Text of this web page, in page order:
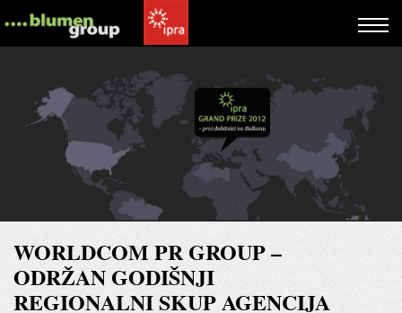
WORLDCOM PR GROUP –
ODRŽAN GODIŠNJI
REGIONALNI SKUP AGENCIJA